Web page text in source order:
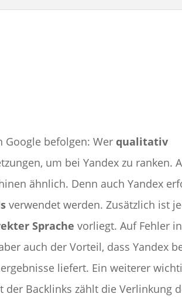
Google befolgen: Werqualitativ
um bei Yandex zu ranken.
ähnlich. Denn auch Yandex
verwendet werden. Zusätzlich ist
Sprache vorliegt. Auf Fehler in
auch der Vorteil, dass Yandex
liefert. Ein weiterer
der Backlinks zählt die Verlinkung